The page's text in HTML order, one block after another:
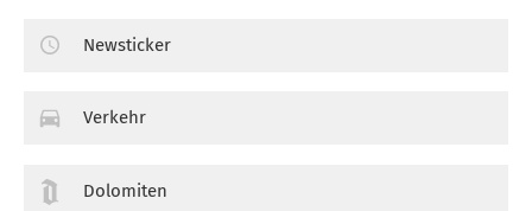
Newsticker
Verkehr
Dolomiten